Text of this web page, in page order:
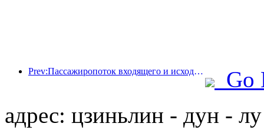
Prev:Пассажиропоток входящего и исходящего пассажиров аэропорта Шэньчжэня резко возрастает во время летних каникул, и многие иностранные авиакомпании увеличивают число своих маршрутов в Китае
Go
адрес: цзиньлин - дун -